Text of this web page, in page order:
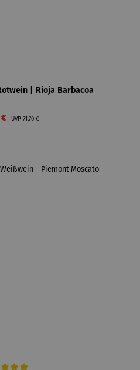
| Rioja Barbacoa
UVP Regulärer Preis:
71,70 €